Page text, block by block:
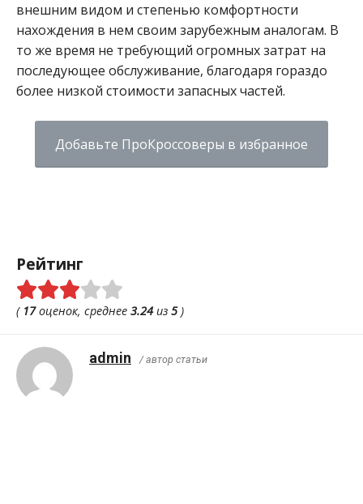
внешним видом и степенью комфортности
нахождения в нем своим зарубежным аналогам. В
то же время не требующий огромных затрат на
последующее обслуживание, благодаря гораздо
более низкой стоимости запасных частей.
Добавьте ПроКроссоверы в избранное
Рейтинг
( 17оценок, среднее 3.24из 5)
admin / автор статьи